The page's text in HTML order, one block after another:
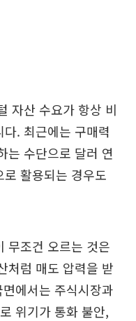
자산 수요가 항상 비
. 최근에는 구매력
는 수단으로 달러 연
활용되는 경우도
무조건 오르는 것은
처럼 매도 압력을 받
에서는 주식시장과
위기가 통화 불안,